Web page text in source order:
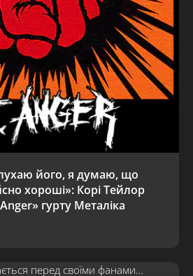
його, я думаю, що
хороші»: Корі Тейлор
гурту Металіка